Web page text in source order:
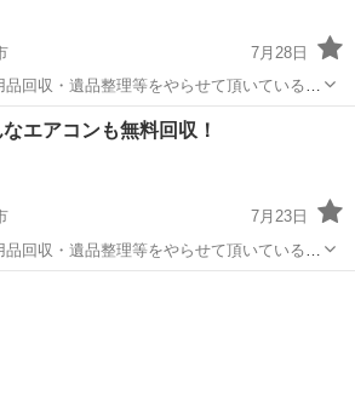
7月28日
品回収・遺品整理等をやらせて頂いている、
まな
使用済みバッテリーを無料回収しておりま
用品回収 無料
エアコンも無料回収！
7月23日
品回収・遺品整理等をやらせて頂いている、
や古くて